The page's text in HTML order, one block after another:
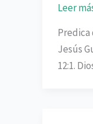
El
de
mi
Leer
Jesús
12:1.